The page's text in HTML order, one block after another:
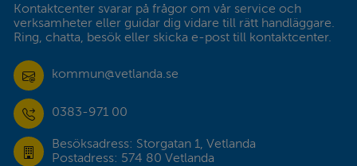
Kontaktcenter svarar på frågor om vår service och
verksamheter eller guidar dig vidare till rätt handläggare.
Ring, chatta, besök eller skicka e-post till kontaktcenter.
kommun@vetlanda.se
0383-971 00
Besöksadress: Storgatan 1, Vetlanda
Postadress: 574 80 Vetlanda